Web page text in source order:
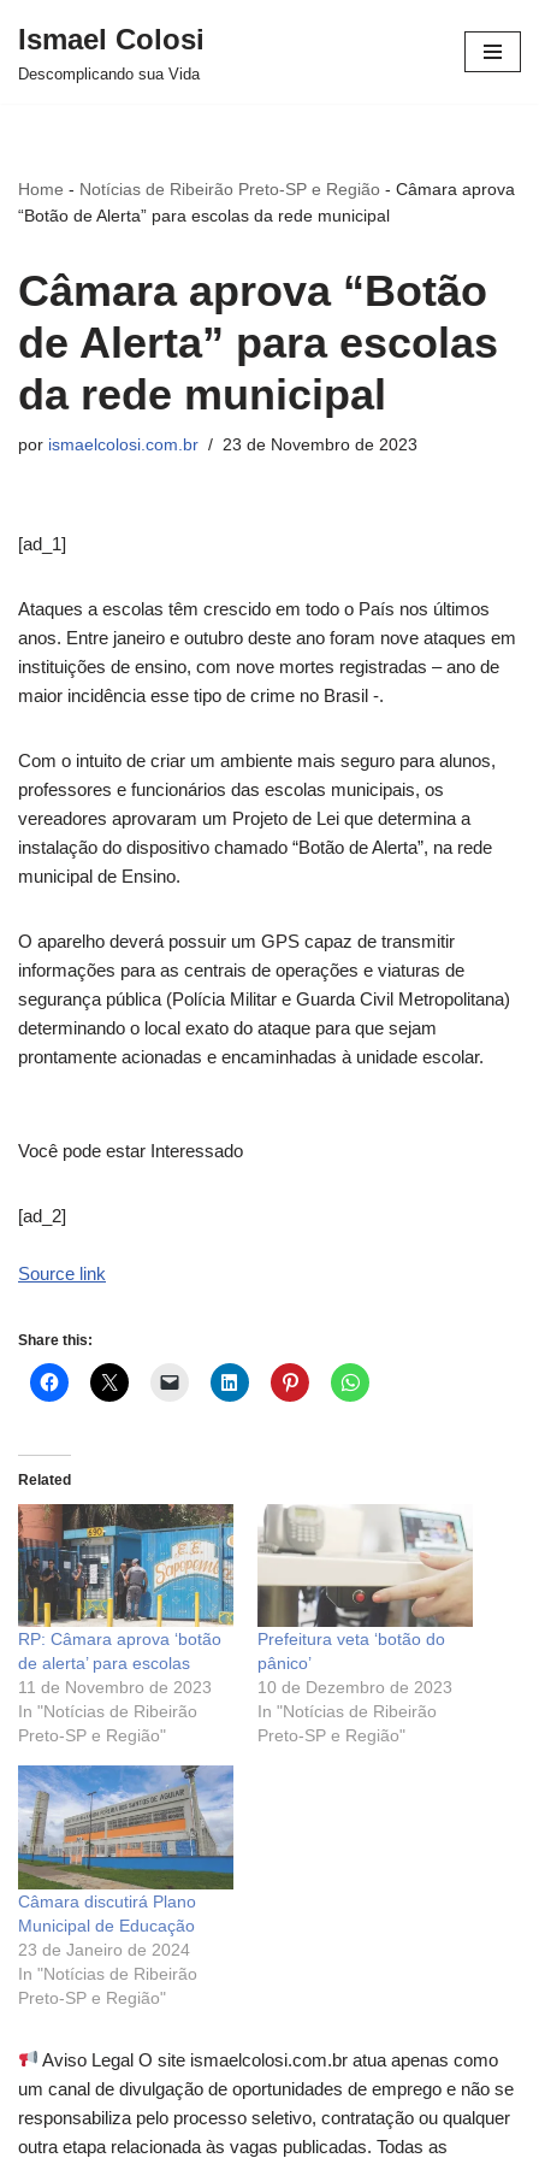
Avançar
Ismael Colosi
Descomplicando sua Vida
Home - Notícias de Ribeirão Preto-SP e Região - Câmara aprova
“Botão de Alerta” para escolas da rede municipal
Câmara aprova “Botão
de Alerta” para escolas
da rede municipal
por ismaelcolosi.com.br 23 de Novembro de 2023
[ad_1]
Ataques a escolas têm crescido em todo o País nos últimos
anos. Entre janeiro e outubro deste ano foram nove ataques em
instituições de ensino, com nove mortes registradas – ano de
maior incidência esse tipo de crime no Brasil -.
Com o intuito de criar um ambiente mais seguro para alunos,
professores e funcionários das escolas municipais, os
vereadores aprovaram um Projeto de Lei que determina a
instalação do dispositivo chamado “Botão de Alerta”, na rede
municipal de Ensino.
O aparelho deverá possuir um GPS capaz de transmitir
informações para as centrais de operações e viaturas de
segurança pública (Polícia Militar e Guarda Civil Metropolitana)
determinando o local exato do ataque para que sejam
prontamente acionadas e encaminhadas à unidade escolar.
Você pode estar Interessado
[ad_2]
Source link
Share this:
Related
RP: Câmara aprova ‘botão
de alerta’ para escolas
11 de Novembro de 2023
In "Notícias de Ribeirão
Preto-SP e Região"
Prefeitura veta ‘botão do
pânico’
10 de Dezembro de 2023
In "Notícias de Ribeirão
Preto-SP e Região"
Câmara discutirá Plano
Municipal de Educação
23 de Janeiro de 2024
In "Notícias de Ribeirão
Preto-SP e Região"
Aviso Legal O site ismaelcolosi.com.br atua apenas como
um canal de divulgação de oportunidades de emprego e não se
responsabiliza pelo processo seletivo, contratação ou qualquer
outra etapa relacionada às vagas publicadas. Todas as